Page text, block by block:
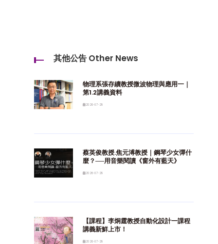
其他公告 Other News
物理系張存續教授微波物理與應用一｜
第1.2講義資料
2026-07-28
蔡英俊教授.焦元溥教授｜鋼琴少女彈什
麼？──用音樂閱讀《窗外有藍天》
2026-07-28
【課程】李炯霆教授自動化設計一課程
講義新鮮上市！
2026-07-28